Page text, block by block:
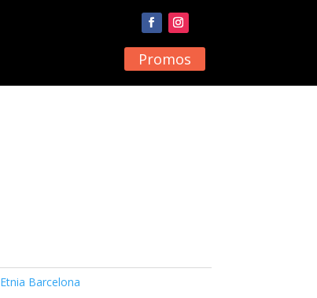
Promos
Etnia Barcelona